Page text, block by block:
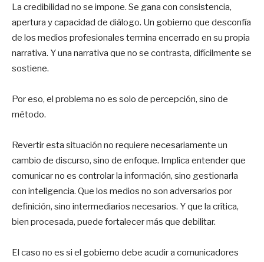
La credibilidad no se impone. Se gana con consistencia,
apertura y capacidad de diálogo. Un gobierno que desconfía
de los medios profesionales termina encerrado en su propia
narrativa. Y una narrativa que no se contrasta, difícilmente se
sostiene.
Por eso, el problema no es solo de percepción, sino de
método.
Revertir esta situación no requiere necesariamente un
cambio de discurso, sino de enfoque. Implica entender que
comunicar no es controlar la información, sino gestionarla
con inteligencia. Que los medios no son adversarios por
definición, sino intermediarios necesarios. Y que la crítica,
bien procesada, puede fortalecer más que debilitar.
El caso no es si el gobierno debe acudir a comunicadores